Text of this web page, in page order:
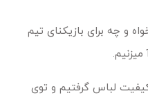
و چه برای بازیکنای تیم
لباس گرفتیم و توی